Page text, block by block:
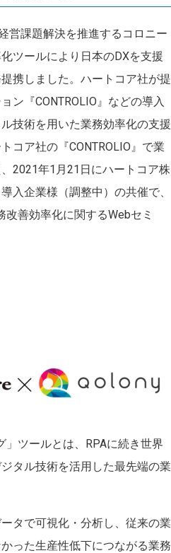
営課題解決を推進するコロニー
ツールにより日本のDXを支援
携しました。ハートコア社が提
ン『CONTROLIO』などの導入
技術を用いた業務効率化の支援
コア社の『CONTROLIO』で業
2021年1月21日にハートコア株
入企業様（調整中）の共催で、
改善効率化に関するWebセミ
」ツールとは、RPAに続き世界
タル技術を活用した最先端の業
タで可視化・分析し、従来の業
った生産性低下につながる業務